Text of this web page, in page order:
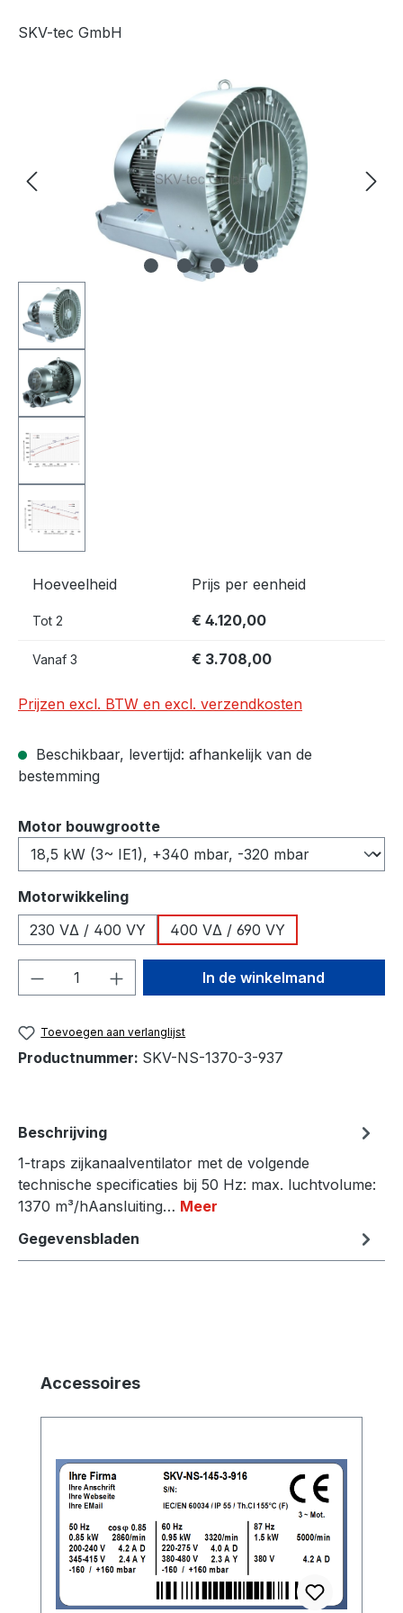
SKV-tec GmbH
Afbeeldingengalerij overslaan
Hoeveelheid Prijs per eenheid
Tot 2 € 4.120,00
Vanaf 3 € 3.708,00
Prijzen excl. BTW en excl. verzendkosten
Beschikbaar, levertijd: afhankelijk van de
bestemming
Selecteer
Motor bouwgrootte
Selecteer
Motorwikkeling
230 VΔ / 400 VY
400 VΔ / 690 VY
Producthoeveelheid: Voer de
In de winkelmand
Toevoegen aan verlanglijst
Productnummer: SKV-NS-1370-3-937
Beschrijving
1-traps zijkanaalventilator met de volgende
technische specificaties bij 50 Hz: max. luchtvolume:
1370 m³/hAansluiting… Meer
Gegevensbladen
Productgalerij overslaan
Accessoires